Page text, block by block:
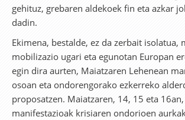
gehituz, grebaren aldekoek fin eta azkar
dadin.
Ekimena, bestalde, ez da zerbait
mobilizazio ugari eta egunotan Europan
egin dira aurten, Maiatzaren Lehenean
osoan eta ondorengorako ezkerreko
proposatzen. Maiatzaren, 14, 15 eta
manifestazioak krisiaren ondorioen